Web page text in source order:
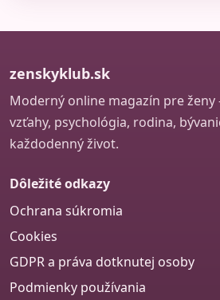
zenskyklub.sk
Moderný online magazín pre ženy
vzťahy, psychológia, rodina,
každodenný život.
Dôležité odkazy
Ochrana súkromia
Cookies
GDPR a práva dotknutej osoby
Podmienky používania